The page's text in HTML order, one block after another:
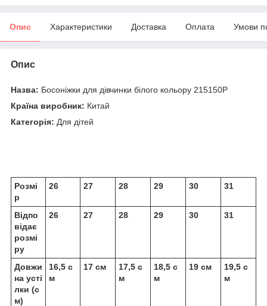
Опис Характеристики Доставка Оплата Умови
Опис
Назва: Босоніжки для дівчинки білого кольору 215150P
Країна виробник: Китай
Категорія: Для дітей
Розмі
р
26 27 28 29 30 31
Відпо
відає
розмі
ру
26 27 28 29 30 31
Довжи
на усті
лки (с
м)
16,5 с
м
17 см
17,5 с
м
18,5 с
м
19 см
19,5 с
м